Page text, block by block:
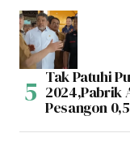
Tak Patuhi
2024,Pabrik
Pesangon